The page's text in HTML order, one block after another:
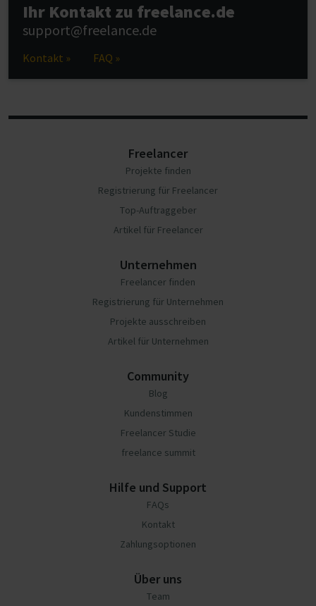
Ihr Kontakt zu freelance.de
support@freelance.de
Kontakt » FAQ »
Freelancer
Projekte finden
Registrierung für Freelancer
Top-Auftraggeber
Artikel für Freelancer
Unternehmen
Freelancer finden
Registrierung für Unternehmen
Projekte ausschreiben
Artikel für Unternehmen
Community
Blog
Kundenstimmen
Freelancer Studie
freelance summit
Hilfe und Support
FAQs
Kontakt
Zahlungsoptionen
Über uns
Team